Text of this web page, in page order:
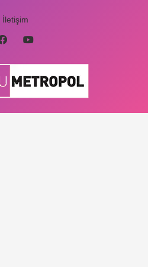
İletişim